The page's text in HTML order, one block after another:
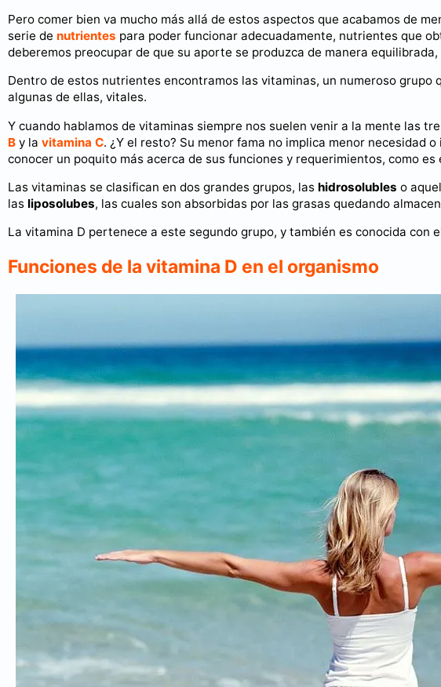
Pero comer bien va mucho más allá de estos aspectos que acabamos de
serie de nutrientes para poder funcionar adecuadamente, nutrientes que
deberemos preocupar de que su aporte se produzca de manera
Dentro de estos nutrientes encontramos las vitaminas, un numeroso grupo
algunas de ellas, vitales.
Y cuando hablamos de vitaminas siempre nos suelen venir a la mente las
B y la vitamina C. ¿Y el resto? Su menor fama no implica menor necesidad
conocer un poquito más acerca de sus funciones y requerimientos, como es
Las vitaminas se clasifican en dos grandes grupos, las hidrosolubles o
las liposolubes, las cuales son absorbidas por las grasas quedando
La vitamina D pertenece a este segundo grupo, y también es conocida con
Funciones de la vitamina D en el organismo